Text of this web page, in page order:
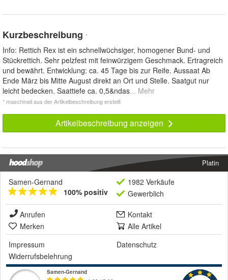
Kurzbeschreibung *
Info: Rettich Rex ist ein schnellwüchsiger, homogener Bund- und
Stückrettich. Sehr pelzfest mit feinwürzigem Geschmack. Ertragreich
und bewährt. Entwicklung: ca. 45 Tage bis zur Reife. Aussaat Ab
Ende März bis Mitte August direkt an Ort und Stelle. Saatgut nur
leicht bedecken. Saattiefe ca. 0,5&ndas... Mehr
* maschinell aus der Artikelbeschreibung erstellt
Artikelbeschreibung anzeigen
Platin
Samen-Gernand
100% positiv
1982 Verkäufe
Gewerblich
Anrufen
Kontakt
Merken
Alle Artikel
Impressum
Datenschutz
Widerrufsbelehrung